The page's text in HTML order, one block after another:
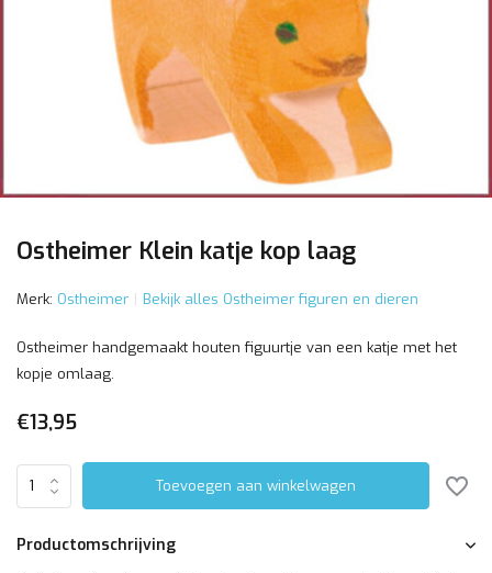
Ostheimer Klein katje kop laag
Merk: Ostheimer Bekijk alles Ostheimer figuren en dieren
Ostheimer handgemaakt houten figuurtje van een katje met het
kopje omlaag.
€13,95
Toevoegen aan winkelwagen
Productomschrijving